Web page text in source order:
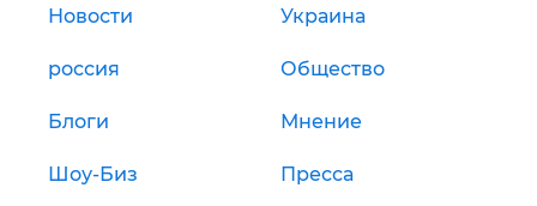
Новости Украина
россия Общество
Блоги Мнение
Шоу-Биз Пресса